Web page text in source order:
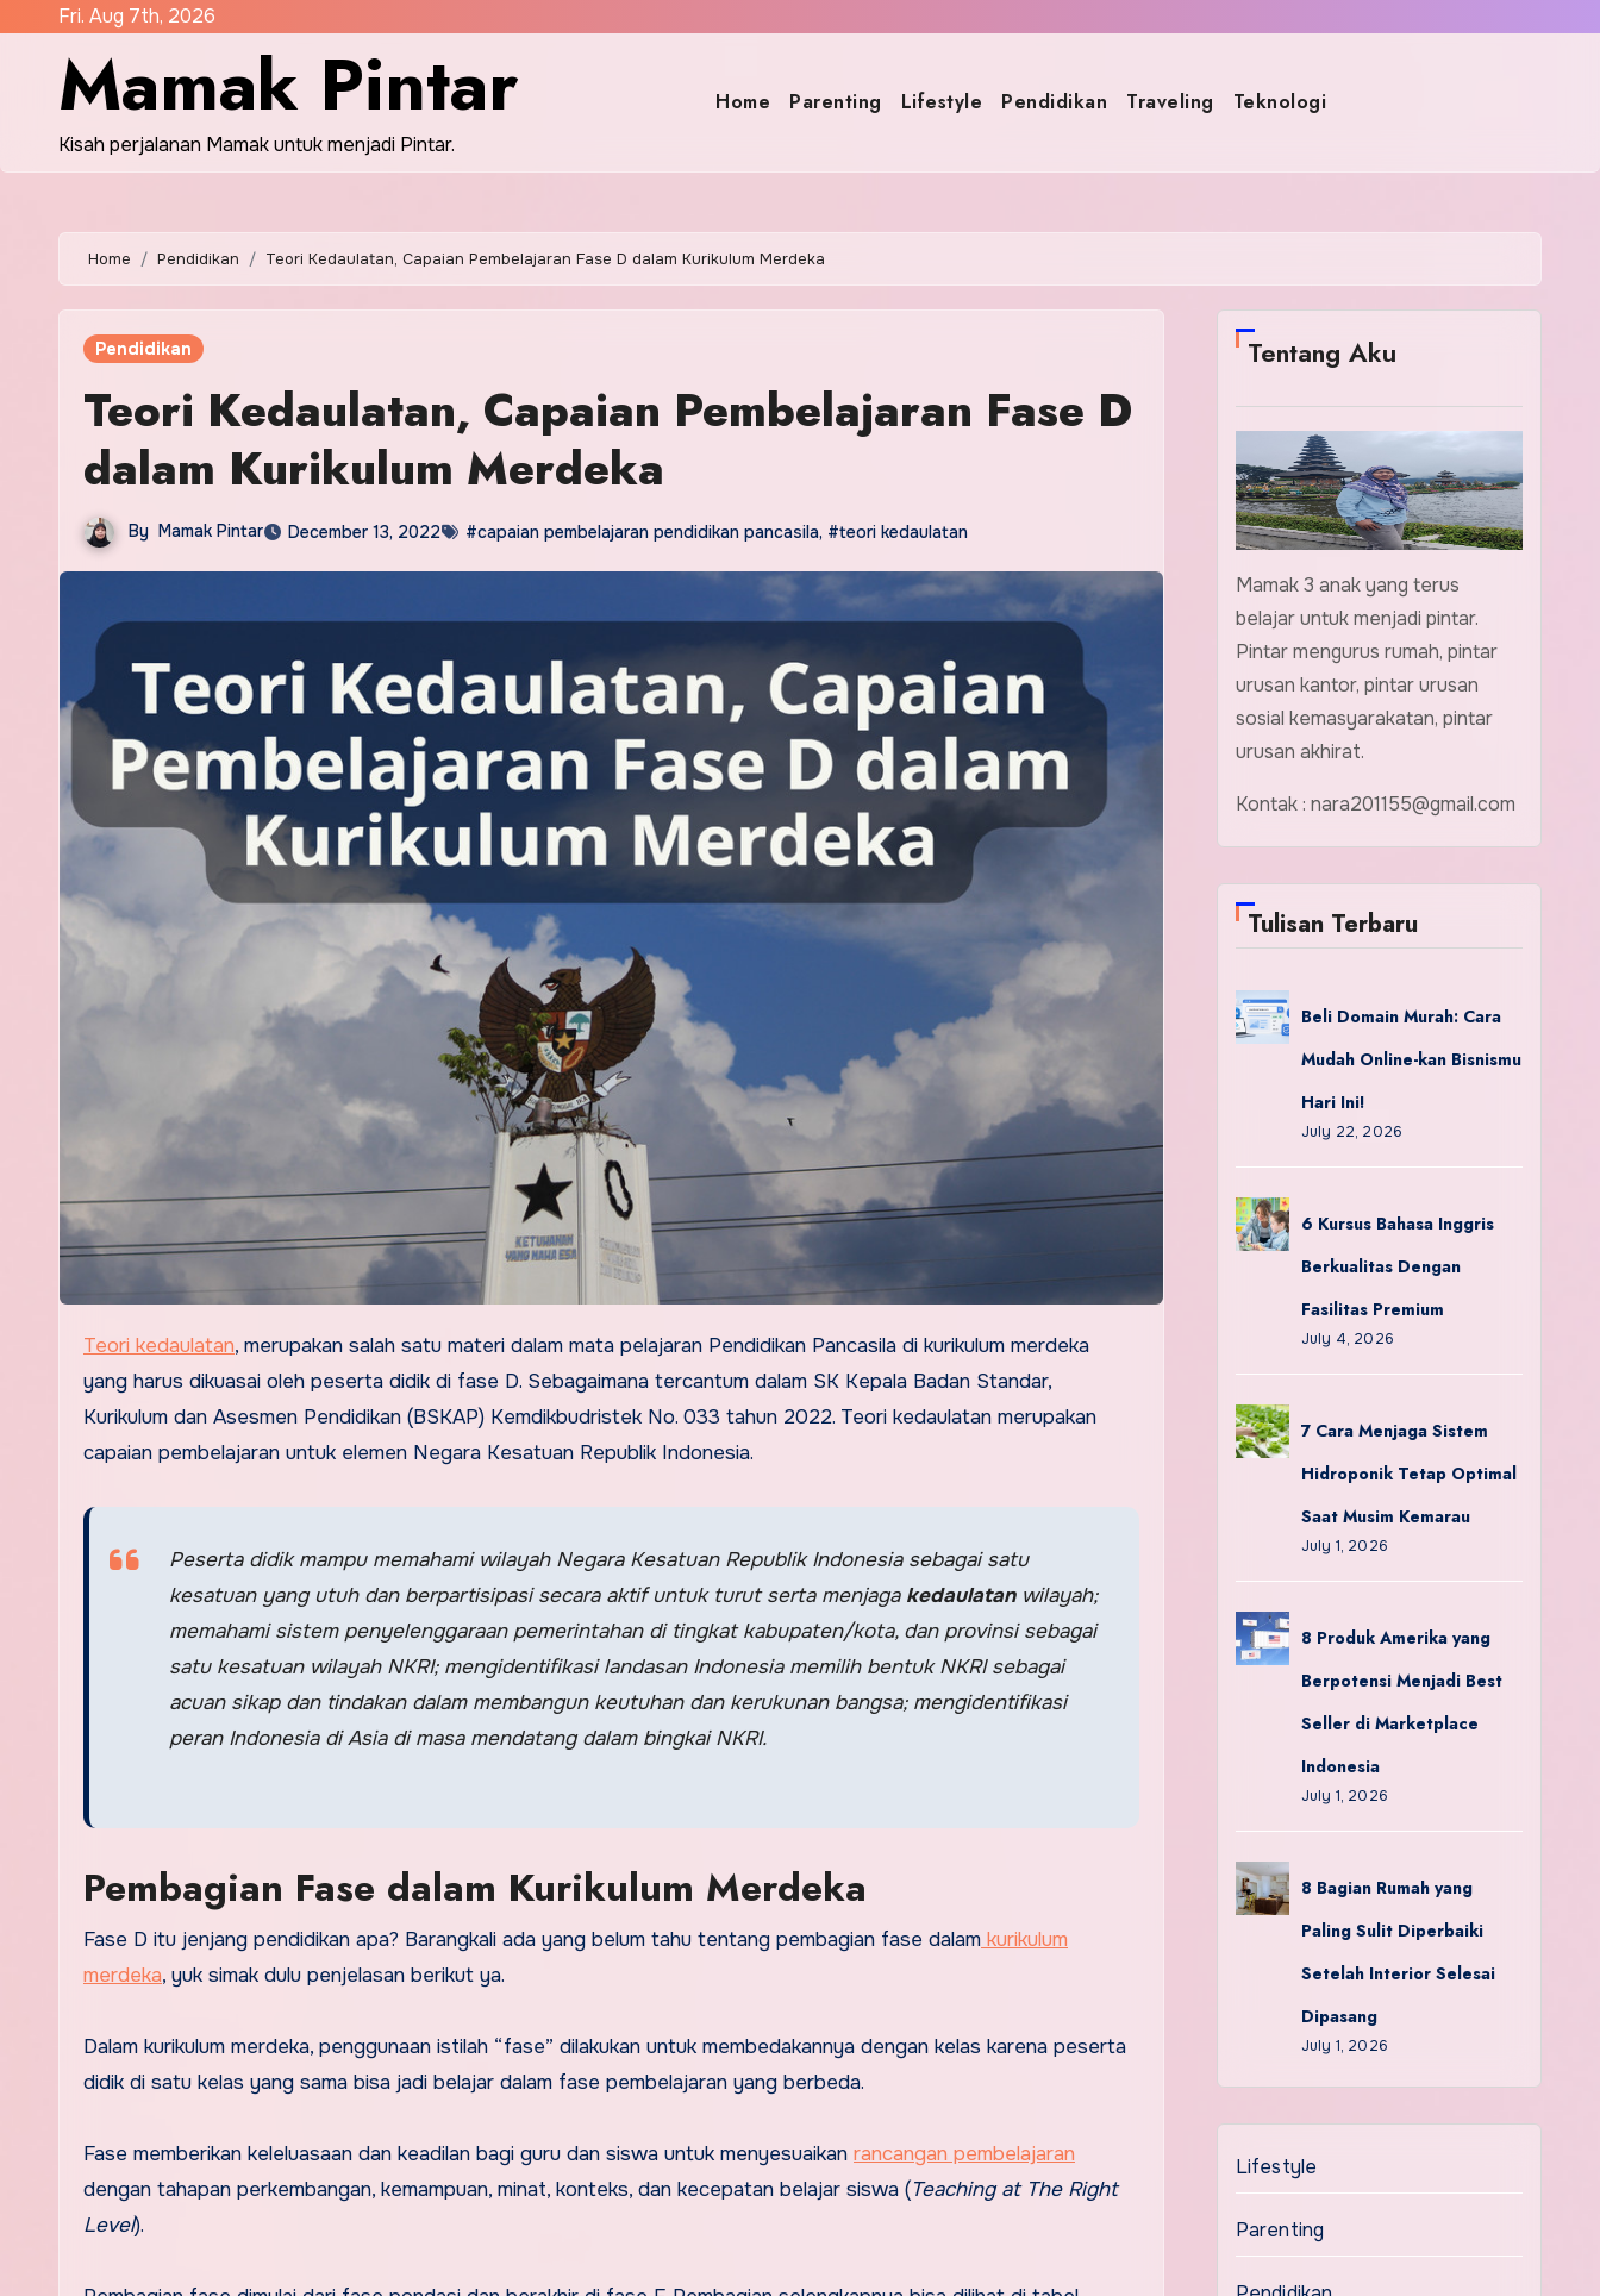
content
Fri. Aug 7th, 2026
Mamak Pintar
Kisah perjalanan Mamak untuk menjadi Pintar.
Home Parenting Lifestyle Pendidikan Traveling Teknologi
Home Pendidikan Teori Kedaulatan, Capaian Pembelajaran Fase D dalam Kurikulum Merdeka
Pendidikan
Teori Kedaulatan, Capaian Pembelajaran Fase D
dalam Kurikulum Merdeka
By Mamak Pintar December 13, 2022 #capaian pembelajaran pendidikan pancasila, #teori kedaulatan
Teori kedaulatan, merupakan salah satu materi dalam mata pelajaran Pendidikan Pancasila di kurikulum merdeka
yang harus dikuasai oleh peserta didik di fase D. Sebagaimana tercantum dalam SK Kepala Badan Standar,
Kurikulum dan Asesmen Pendidikan (BSKAP) Kemdikbudristek No. 033 tahun 2022. Teori kedaulatan merupakan
capaian pembelajaran untuk elemen Negara Kesatuan Republik Indonesia.
Peserta didik mampu memahami wilayah Negara Kesatuan Republik Indonesia sebagai satu
kesatuan yang utuh dan berpartisipasi secara aktif untuk turut serta menjagakedaulatanwilayah;
memahami sistem penyelenggaraan pemerintahan di tingkat kabupaten/kota, dan provinsi sebagai
satu kesatuan wilayah NKRI; mengidentifikasi landasan Indonesia memilih bentuk NKRI sebagai
acuan sikap dan tindakan dalam membangun keutuhan dan kerukunan bangsa; mengidentifikasi
peran Indonesia di Asia di masa mendatang dalam bingkai NKRI.
Pembagian Fase dalam Kurikulum Merdeka
Fase D itu jenjang pendidikan apa? Barangkali ada yang belum tahu tentang pembagian fase dalam kurikulum
merdeka, yuk simak dulu penjelasan berikut ya.
Dalam kurikulum merdeka, penggunaan istilah “fase” dilakukan untuk membedakannya dengan kelas karena peserta
didik di satu kelas yang sama bisa jadi belajar dalam fase pembelajaran yang berbeda.
Fase memberikan keleluasaan dan keadilan bagi guru dan siswa untuk menyesuaikan rancangan pembelajaran
dengan tahapan perkembangan, kemampuan, minat, konteks, dan kecepatan belajar siswa (Teaching at The Right
Level).
Tentang Aku
Mamak 3 anak yang terus
belajar untuk menjadi pintar.
Pintar mengurus rumah, pintar
urusan kantor, pintar urusan
sosial kemasyarakatan, pintar
urusan akhirat.
Kontak : nara201155@gmail.com
Tulisan Terbaru
Beli Domain Murah: Cara
Mudah Online-kan Bisnismu
Hari Ini!
July 22, 2026
6 Kursus Bahasa Inggris
Berkualitas Dengan
Fasilitas Premium
July 4, 2026
7 Cara Menjaga Sistem
Hidroponik Tetap Optimal
Saat Musim Kemarau
July 1, 2026
8 Produk Amerika yang
Berpotensi Menjadi Best
Seller di Marketplace
Indonesia
July 1, 2026
8 Bagian Rumah yang
Paling Sulit Diperbaiki
Setelah Interior Selesai
Dipasang
July 1, 2026
Lifestyle
Parenting